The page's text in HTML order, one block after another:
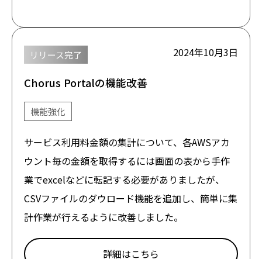
リリース完了 2024年10月3日
Chorus Portalの機能改善
機能強化
サービス利用料金額の集計について、各AWSアカ
ウント毎の金額を取得するには画面の表から手作
業でexcelなどに転記する必要がありましたが、
CSVファイルのダウロード機能を追加し、簡単に集
計作業が行えるように改善しました。
詳細はこちら